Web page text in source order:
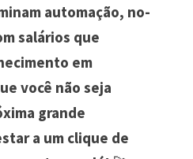
automação, no-
salários que
em
você não seja
grande
a um clique de